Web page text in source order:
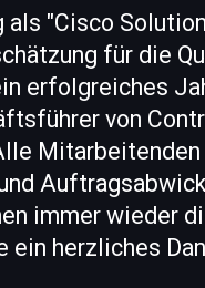
als "Cisco
für die
erfolgreiches
von
immer wieder
ein herzliches